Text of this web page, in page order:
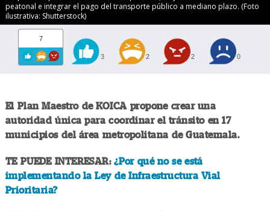
peatonal e integrar el pago del transporte público a mediano plazo. (Foto
ilustrativa: Shutterstock)
7
3 2 2 0
El Plan Maestro de KOICA propone crear una
autoridad única para coordinar el tránsito en 17
municipios del área metropolitana de Guatemala.
TE PUEDE INTERESAR:¿Por qué no se está
implementando la Ley de Infraestructura Vial
Prioritaria?